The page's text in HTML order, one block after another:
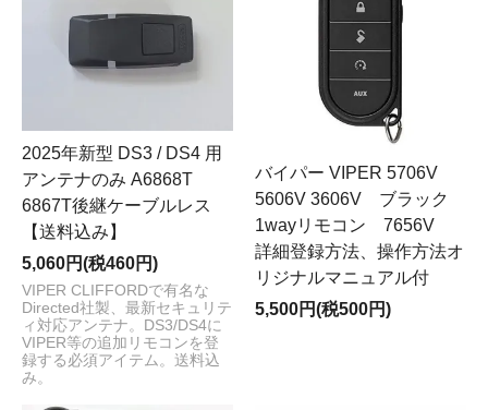
2025年新型 DS3 / DS4 用
アンテナのみ A6868T
6867T後継ケーブルレス
【送料込み】
5,060円(税460円)
VIPER CLIFFORDで有名な
Directed社製、最新セキュリテ
ィ対応アンテナ。DS3/DS4に
VIPER等の追加リモコンを登
録する必須アイテム。送料込
み。
バイパー VIPER 5706V
5606V 3606V ブラック
1wayリモコン 7656V
詳細登録方法、操作方法オ
リジナルマニュアル付
5,500円(税500円)